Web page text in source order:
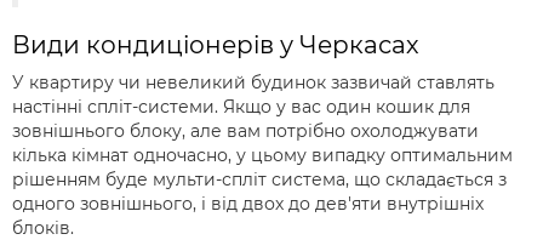
Види кондиціонерів у Черкасах
У квартиру чи невеликий будинок зазвичай ставлять
настінні спліт-системи. Якщо у вас один кошик для
зовнішнього блоку, але вам потрібно охолоджувати
кілька кімнат одночасно, у цьому випадку оптимальним
рішенням буде мульти-спліт система, що складається з
одного зовнішнього, і від двох до дев'яти внутрішніх
блоків.